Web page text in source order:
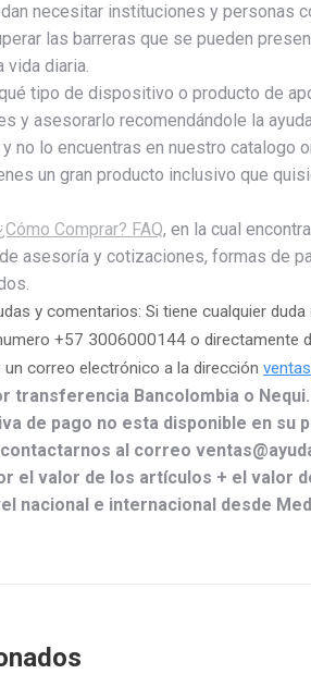
necesitar instituciones y personas
las barreras que se pueden
vida diaria.
tipo de dispositivo o producto de
y asesorarlo recomendándole la
no lo encuentras en nuestro catalogo
un gran producto inclusivo que
Comprar? FAQ, en la cual
asesoría y cotizaciones, formas de
y comentarios: Si tiene cualquier
+57 3006000144 o directamente
un correo electrónico a la dirección
transferencia Bancolombia o
de pago no esta disponible en su
al correo
el valor de los artículos + el valor
nacional e internacional desde